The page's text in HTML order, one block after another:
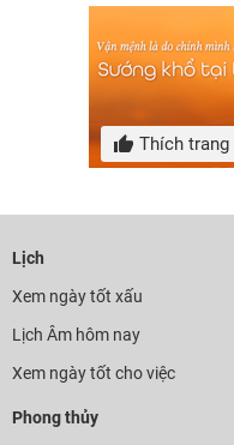
Thích trang
Lịch
Xem ngày tốt xấu
Lịch Âm hôm nay
Xem ngày tốt cho việc
Phong thủy